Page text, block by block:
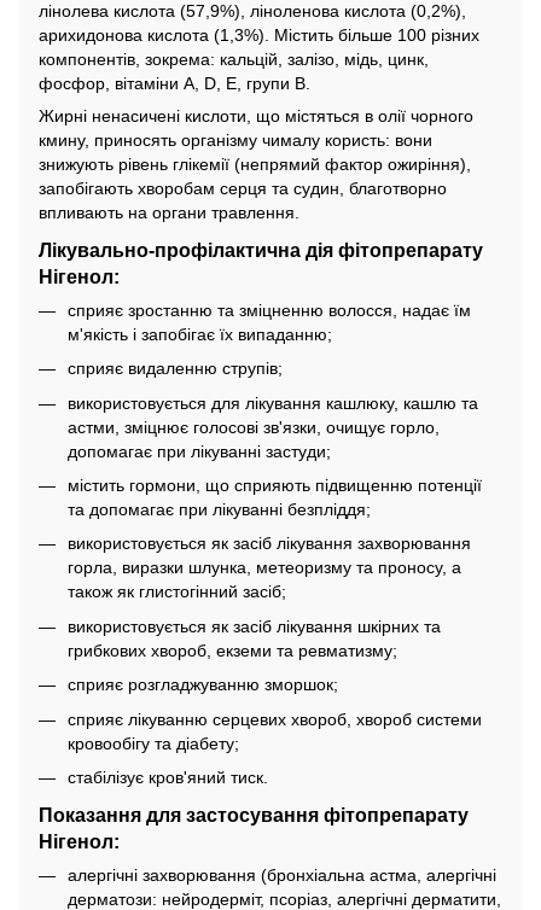
лінолева кислота (57,9%), ліноленова кислота (0,2%),
арихидонова кислота (1,3%). Містить більше 100 різних
компонентів, зокрема: кальцій, залізо, мідь, цинк,
фосфор, вітаміни A, D, Е, групи В.
Жирні ненасичені кислоти, що містяться в олії чорного
кмину, приносять організму чималу користь: вони
знижують рівень глікемії (непрямий фактор ожиріння),
запобігають хворобам серця та судин, благотворно
впливають на органи травлення.
Лікувально-профілактична дія фітопрепарату
Нігенол:
сприяє зростанню та зміцненню волосся, надає їм
м'якість і запобігає їх випаданню;
сприяє видаленню струпів;
використовується для лікування кашлюку, кашлю та
астми, зміцнює голосові зв'язки, очищує горло,
допомагає при лікуванні застуди;
містить гормони, що сприяють підвищенню потенції
та допомагає при лікуванні безпліддя;
використовується як засіб лікування захворювання
горла, виразки шлунка, метеоризму та проносу, а
також як глистогінний засіб;
використовується як засіб лікування шкірних та
грибкових хвороб, екземи та ревматизму;
сприяє розгладжуванню зморшок;
сприяє лікуванню серцевих хвороб, хвороб системи
кровообігу та діабету;
стабілізує кров'яний тиск.
Показання для застосування фітопрепарату
Нігенол:
алергічні захворювання (бронхіальна астма, алергічні
дерматози: нейродерміт, псоріаз, алергічні дерматити,